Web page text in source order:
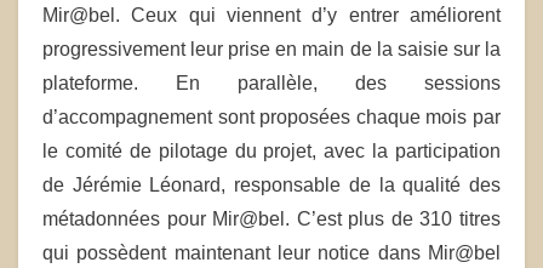
Mir@bel. Ceux qui viennent d’y entrer améliorent
progressivement leur prise en main de la saisie sur la
plateforme. En parallèle, des sessions
d’accompagnement sont proposées chaque mois par
le comité de pilotage du projet, avec la participation
de Jérémie Léonard, responsable de la qualité des
métadonnées pour Mir@bel. C’est plus de 310 titres
qui possèdent maintenant leur notice dans Mir@bel